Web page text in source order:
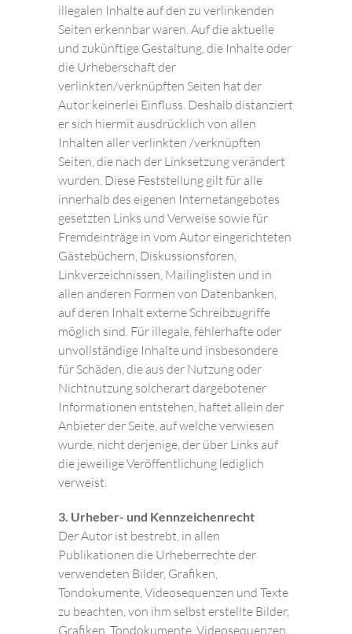
illegalen Inhalte auf den zu verlinkenden
Seiten erkennbar waren. Auf die aktuelle
und zukünftige Gestaltung, die Inhalte oder
die Urheberschaft der
verlinkten/verknüpften Seiten hat der
Autor keinerlei Einfluss. Deshalb distanziert
er sich hiermit ausdrücklich von allen
Inhalten aller verlinkten /verknüpften
Seiten, die nach der Linksetzung verändert
wurden. Diese Feststellung gilt für alle
innerhalb des eigenen Internetangebotes
gesetzten Links und Verweise sowie für
Fremdeinträge in vom Autor eingerichteten
Gästebüchern, Diskussionsforen,
Linkverzeichnissen, Mailinglisten und in
allen anderen Formen von Datenbanken,
auf deren Inhalt externe Schreibzugriffe
möglich sind. Für illegale, fehlerhafte oder
unvollständige Inhalte und insbesondere
für Schäden, die aus der Nutzung oder
Nichtnutzung solcherart dargebotener
Informationen entstehen, haftet allein der
Anbieter der Seite, auf welche verwiesen
wurde, nicht derjenige, der über Links auf
die jeweilige Veröffentlichung lediglich
verweist.
3. Urheber- und Kennzeichenrecht
Der Autor ist bestrebt, in allen
Publikationen die Urheberrechte der
verwendeten Bilder, Grafiken,
Tondokumente, Videosequenzen und Texte
zu beachten, von ihm selbst erstellte Bilder,
Grafiken, Tondokumente, Videosequenzen